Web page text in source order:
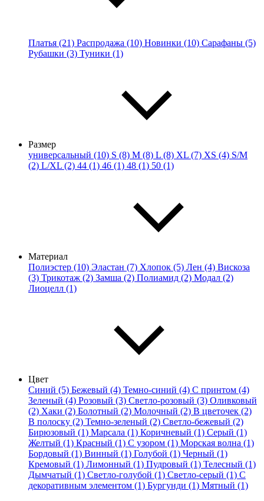
Платья (21) Распродажа (10) Новинки (10) Сарафаны (5)
Рубашки (3) Туники (1)
Размер
универсальный (10) S (8) M (8) L (8) XL (7) XS (4) S/M
(2) L/XL (2) 44 (1) 46 (1) 48 (1) 50 (1)
Материал
Полиэстер (10) Эластан (7) Хлопок (5) Лен (4) Вискоза
(3) Трикотаж (2) Замша (2) Полиамид (2) Модал (2)
Лиоцелл (1)
Цвет
Синий (5) Бежевый (4) Темно-синий (4) С принтом (4)
Зеленый (4) Розовый (3) Светло-розовый (3) Оливковый
(2) Хаки (2) Болотный (2) Молочный (2) В цветочек (2)
В полоску (2) Темно-зеленый (2) Светло-бежевый (2)
Бирюзовый (1) Марсала (1) Коричневый (1) Серый (1)
Желтый (1) Красный (1) С узором (1) Морская волна (1)
Бордовый (1) Винный (1) Голубой (1) Черный (1)
Кремовый (1) Лимонный (1) Пудровый (1) Телесный (1)
Дымчатый (1) Светло-голубой (1) Светло-серый (1) С
декоративным элементом (1) Бургунди (1) Мятный (1)